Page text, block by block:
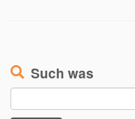
Such was
nach: